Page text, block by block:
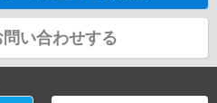
問い合わせする